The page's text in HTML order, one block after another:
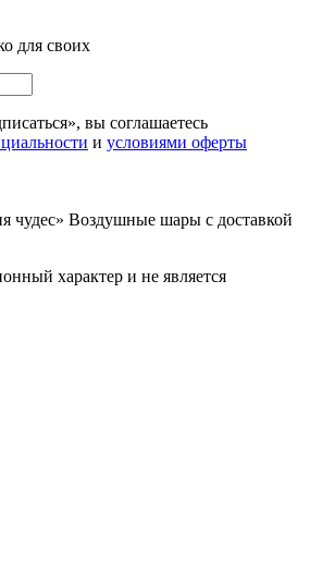
для своих
», вы соглашаетесь
и условиями оферты
чудес» Воздушные шары с доставкой
характер и не является